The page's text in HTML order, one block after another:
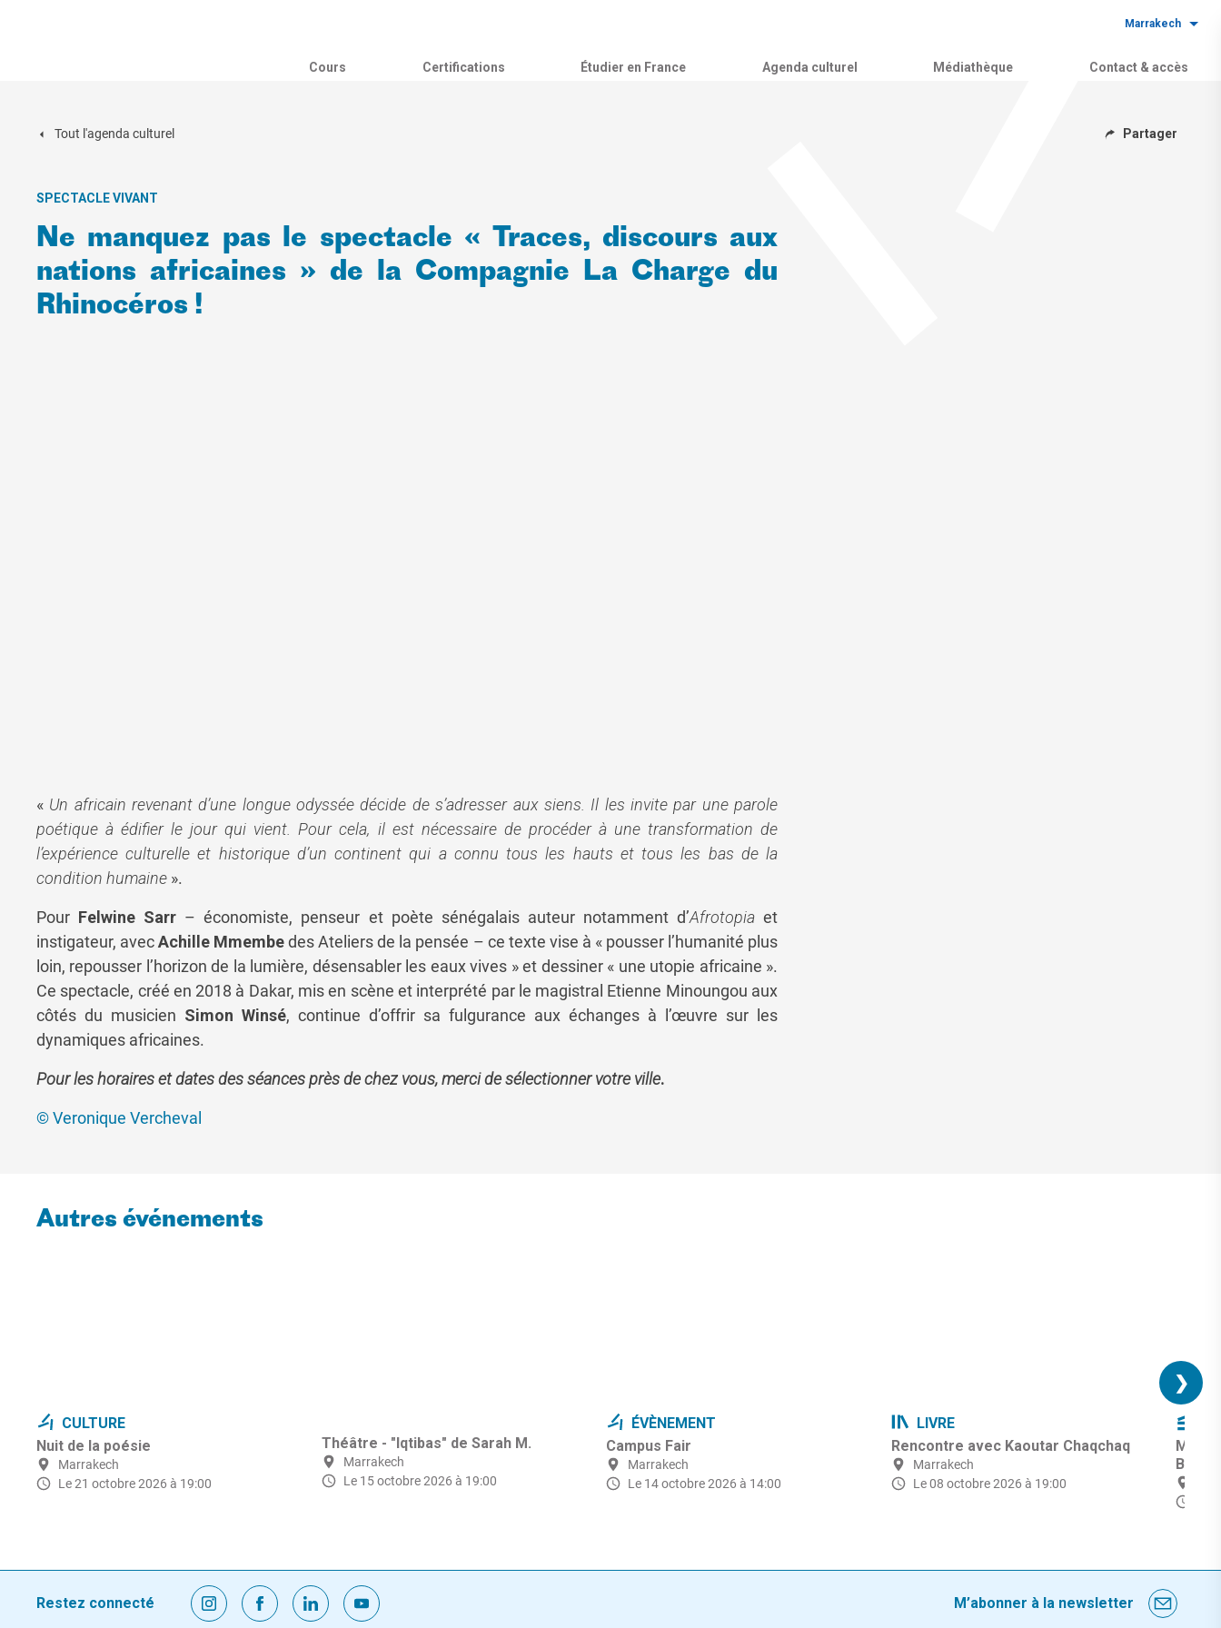
Marrakech
Cours Certifications Étudier en France Agenda culturel Médiathèque Contact & accès
Tout l'agenda culturel Partager
SPECTACLE VIVANT
Ne manquez pas le spectacle « Traces, discours aux
nations africaines » de la Compagnie La Charge du
Rhinocéros !
« Un africain revenant d’une longue odyssée décide de s’adresser aux siens. Il les invite par une parole
poétique à édifier le jour qui vient. Pour cela, il est nécessaire de procéder à une transformation de
l’expérience culturelle et historique d’un continent qui a connu tous les hauts et tous les bas de la
condition humaine ».
Pour Felwine Sarr – économiste, penseur et poète sénégalais auteur notamment d’Afrotopiaet
instigateur, avecAchille Mmembedes Ateliers de la pensée – ce texte vise à « pousser l’humanité plus
loin, repousser l’horizon de la lumière, désensabler les eaux vives » et dessiner « une utopie africaine ».
Ce spectacle, créé en 2018 à Dakar, mis en scène et interprété par le magistral Etienne Minoungou aux
côtés du musicien Simon Winsé, continue d’offrir sa fulgurance aux échanges à l’œuvre sur les
dynamiques africaines.
Pour les horaires et dates des séances près de chez vous, merci de sélectionner votre ville.
© Veronique Vercheval
Autres événements
CULTURE
Nuit de la poésie
Marrakech
Le 21 octobre 2026 à 19:00
Théâtre - "Iqtibas" de Sarah M.
Marrakech
Le 15 octobre 2026 à 19:00
ÉVÈNEMENT
Campus Fair
Marrakech
Le 14 octobre 2026 à 14:00
LIVRE
Rencontre avec Kaoutar Chaqchaq
Marrakech
Le 08 octobre 2026 à 19:00
❯
Restez connecté M’abonner à la newsletter